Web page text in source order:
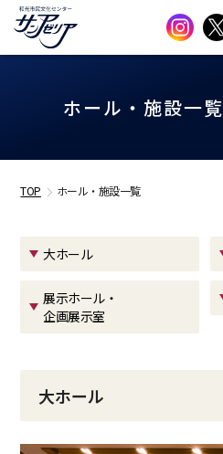
ホール・施設一覧
TOP ホール・施設一覧
大ホール
展示ホール・
企画展示室
大ホール